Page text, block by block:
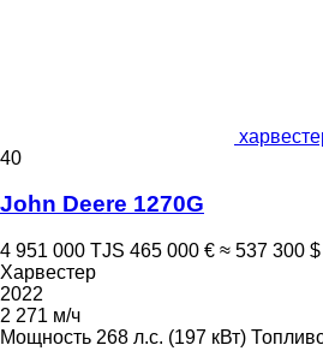
40
John Deere 1270G
4 951 000 TJS 465 000 € ≈ 537 300 $
Харвестер
2022
2 271 м/ч
Мощность 268 л.с. (197 кВт)